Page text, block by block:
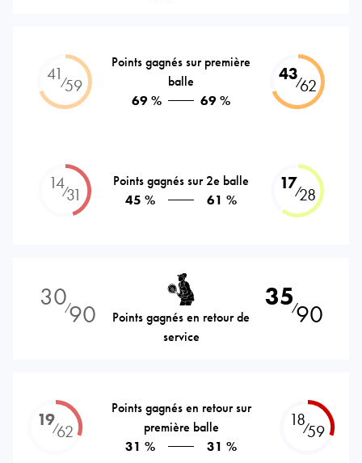
41⁄59
Points gagnés sur première
balle
69 %
69 %
43⁄62
14⁄31
Points gagnés sur 2e balle
45 %
61 %
17⁄28
30⁄90
Points gagnés en retour de
service
35⁄90
19⁄62
Points gagnés en retour sur
première balle
31 %
31 %
18⁄59